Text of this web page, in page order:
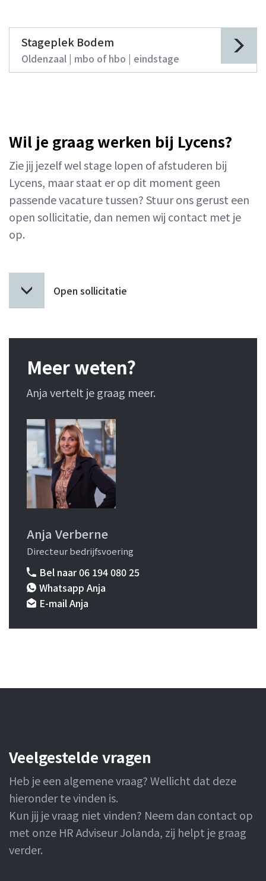
Stageplek Bodem
Oldenzaal | mbo of hbo | eindstage
Wil je graag werken bij Lycens?
Zie jij jezelf wel stage lopen of afstuderen bij
Lycens, maar staat er op dit moment geen
passende vacature tussen? Stuur ons gerust een
open sollicitatie, dan nemen wij contact met je
op.
Open sollicitatie
Meer weten?
Anja vertelt je graag meer.
Anja Verberne
Directeur bedrijfsvoering
Bel naar 06 194 080 25
Whatsapp Anja
E-mail Anja
Veelgestelde vragen
Heb je een algemene vraag? Wellicht dat deze
hieronder te vinden is.
Kun jij je vraag niet vinden? Neem dan contact op
met onze HR Adviseur Jolanda, zij helpt je graag
verder.